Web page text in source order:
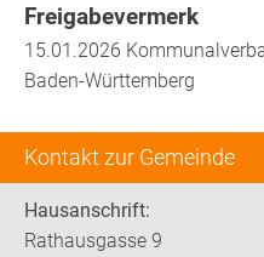
Kontakt zur Gemeinde
Hausanschrift:
Rathausgasse 9
Freigabevermerk
15.01.2026
Baden-Württemberg